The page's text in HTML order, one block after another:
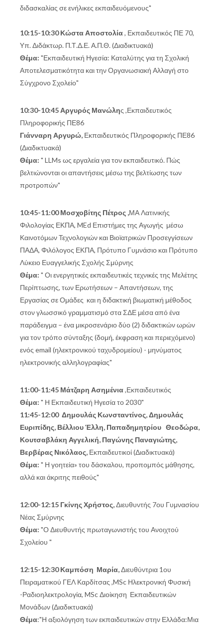
διδασκαλίας σε ενήλικες εκπαιδευόμενους"
10:15-10:30 Κώστα Αποστολία, Εκπαιδευτικός ΠΕ 70,
Yπ. Διδάκτωρ. Π.Τ.Δ.Ε. Α.Π.Θ. (Διαδικτυακά)
Θέμα: "Εκπαιδευτική Ηγεσία: Καταλύτης για τη Σχολική
Αποτελεσματικότητα και την Οργανωσιακή Αλλαγή στο
Σύγχρονο Σχολείο"
10:30-10:45 Αργυρός Μανώλης ,Εκπαιδευτικός
Πληροφορικής ΠΕ86
Γιάνναρη Αργυρώ, Εκπαιδευτικός Πληροφορικής ΠΕ86
(Διαδικτυακά)
Θέμα: " LLMs ως εργαλεία για τον εκπαιδευτικό. Πώς
βελτιώνονται οι απαντήσεις μέσω της βελτίωσης των
προτροπών"
10:45-11:00 Μοσχοβίτης Πέτρος ,ΜΑ Λατινικής
Φιλολογίας ΕΚΠΑ, MEd Επιστήμες της Αγωγής μέσω
Καινοτόμων Τεχνολογιών και Βιοϊατρικών Προσεγγίσεων
ΠΑΔΑ, Φιλόλογος ΕΚΠΑ, Πρότυπο Γυμνάσιο και Πρότυπο
Λύκειο Ευαγγελικής Σχολής Σμύρνης
Θέμα: " Οι ενεργητικές εκπαιδευτικές τεχνικές της Μελέτης
Περίπτωσης, των Ερωτήσεων – Απαντήσεων, της
Εργασίας σε Ομάδες και η διδακτική βιωματική μέθοδος
στον γλωσσικό γραμματισμό στα ΣΔΕ μέσα από ένα
παράδειγμα – ένα μικροσενάριο δύο (2) διδακτικών ωρών
για τον τρόπο σύνταξης (δομή, έκφραση και περιεχόμενο)
ενός email (ηλεκτρονικού ταχυδρομείου) - μηνύματος
ηλεκτρονικής αλληλογραφίας"
11:00-11:45 Μάτζαρη Ασημένια,Εκπαιδευτικός
Θέμα: " Η Εκπαιδευτική Ηγεσία το 2030"
11:45-12:00 Δημουλάς Κωνσταντίνος, Δημουλάς
Ευριπίδης, Βέλλιου Έλλη, Παπαδημητρίου Θεοδώρα,
Κουτσαβλάκη Αγγελική, Παγώνης Παναγιώτης,
Βερβέρας Νικόλαος, Εκπαιδευτικοί (Διαδικτυακά)
Θέμα: " Η γοητεία» του δάσκαλου, προπομπός μάθησης,
αλλά και άκριτης πειθούς"
12:00-12:15 Γκίνης Χρήστος,Διευθυντής 7ου Γυμνασίου
Νέας Σμύρνης
Θέμα: "Ο Διευθυντής πρωταγωνιστής του Ανοιχτού
Σχολείου "
12:15-12:30 Καμπόση Μαρία,Διευθύντρια 1ου
Πειραματικού ΓΕΛ Καρδίτσας ,MSc Ηλεκτρονική Φυσική
-Ραδιοηλεκτρολογία, MSc Διοίκηση Εκπαιδευτικών
Μονάδων (Διαδικτυακά)
Θέμα:"Η αξιολόγηση των εκπαιδευτικών στην Ελλάδα:Μια